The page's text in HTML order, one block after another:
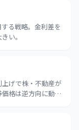
る戦略。金利差を
い。
げで株・不動産が
格は逆方向に動く